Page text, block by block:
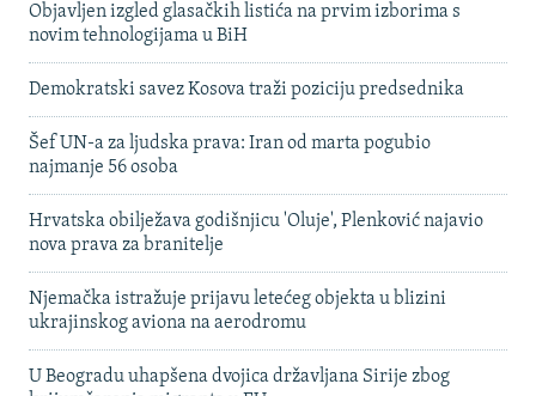
Objavljen izgled glasačkih listića na prvim izborima s
novim tehnologijama u BiH
Demokratski savez Kosova traži poziciju predsednika
Šef UN-a za ljudska prava: Iran od marta pogubio
najmanje 56 osoba
Hrvatska obilježava godišnjicu 'Oluje', Plenković najavio
nova prava za branitelje
Njemačka istražuje prijavu letećeg objekta u blizini
ukrajinskog aviona na aerodromu
U Beogradu uhapšena dvojica državljana Sirije zbog